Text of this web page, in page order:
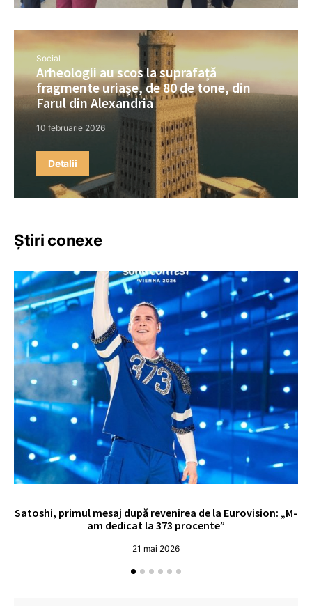
Social
Arheologii au scos la suprafață
fragmente uriașe, de 80 de tone, din
Farul din Alexandria
10 februarie 2026
Detalii
Știri conexe
Satoshi, primul mesaj după revenirea de la Eurovision: „M-
am dedicat la 373 procente”
21 mai 2026